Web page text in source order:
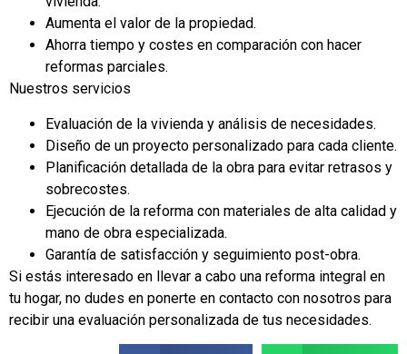
Aumenta el valor de la propiedad.
Ahorra tiempo y costes en comparación con hacer
reformas parciales.
Nuestros servicios
Evaluación de la vivienda y análisis de necesidades.
Diseño de un proyecto personalizado para cada cliente.
Planificación detallada de la obra para evitar retrasos y
sobrecostes.
Ejecución de la reforma con materiales de alta calidad y
mano de obra especializada.
Garantía de satisfacción y seguimiento post-obra.
Si estás interesado en llevar a cabo una reforma integral en
tu hogar, no dudes en ponerte en contacto con nosotros para
recibir una evaluación personalizada de tus necesidades.